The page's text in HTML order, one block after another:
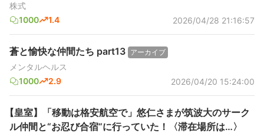
株式
1000
1.4 2026/04/28 21:16:57
蒼と愉快な仲間たち part13 アーカイブ
メンタルヘルス
1000
2.9 2026/04/20 15:24:00
【皇室】「移動は格安航空で」悠仁さまが筑波大のサーク
ル仲間と“お忍び合宿“に行っていた！〈滞在場所は…〉